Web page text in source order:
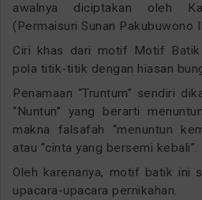
awalnya diciptakan oleh
(Permaisuri Sunan Pakubuwono
Ciri khas dari motif Motif Batik
pola titik-titik dengan hiasan
Penamaan “Truntum” sendiri
“Nuntun” yang berarti
makna falsafah “menuntun
atau “cinta yang bersemi kebali”.
Oleh karenanya, motif batik ini
upacara-upacara pernikahan.